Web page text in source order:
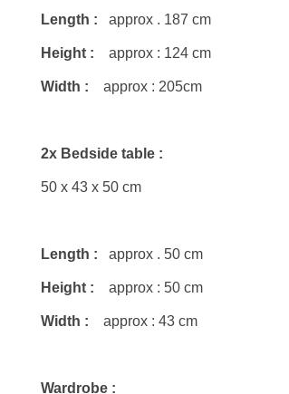
Length : approx . 187 cm
Height : approx : 124 cm
Width : approx : 205cm
2x Bedside table :
50 x 43 x 50 cm
Length : approx . 50 cm
Height : approx : 50 cm
Width : approx : 43 cm
Wardrobe :